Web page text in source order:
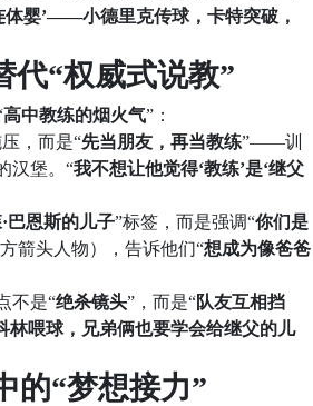
体婴’——小德里克传球，卡特突破，
代“权威式说教”
高中教练的烟火气”：
，而是“先当朋友，再当教练”——训
汉堡。“我不想让他觉得‘教练’是‘继父
巴恩斯的儿子”标签，而是强调“你们是
箭头人物），告诉他们“想成为像爸爸
不是“绝杀镜头”，而是“队友互相挡
喂球，兄弟俩也要学会给继父的儿
的“梦想接力”